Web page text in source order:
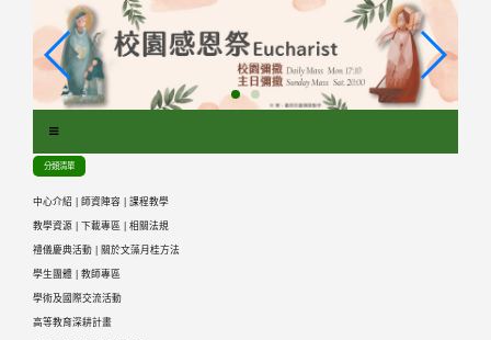
分類清單
中心介紹 師資陣容 課程教學
教學資源 下載專區 相關法規
禮儀慶典活動 關於文藻月桂方法
學生團體 教師專區
學術及國際交流活動
高等教育深耕計畫